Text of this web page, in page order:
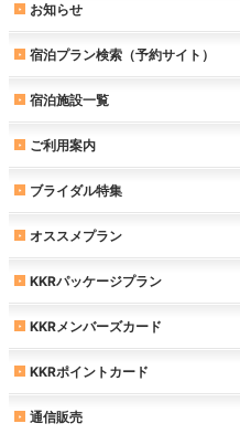
お知らせ
宿泊プラン検索（予約サイト）
宿泊施設一覧
ご利用案内
ブライダル特集
オススメプラン
KKRパッケージプラン
KKRメンバーズカード
KKRポイントカード
通信販売